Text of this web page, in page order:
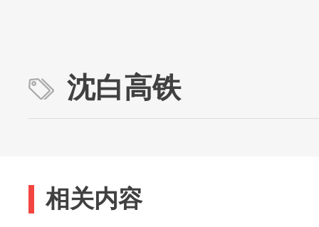
沈白高铁
相关内容